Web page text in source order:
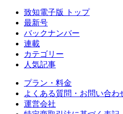
致知電子版 トップ
最新号
バックナンバー
連載
カテゴリー
人気記事
プラン・料金
よくある質問・お問い合わ
運営会社